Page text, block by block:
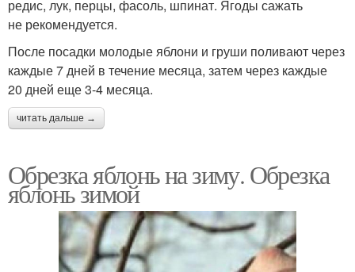
редис, лук, перцы, фасоль, шпинат. Ягоды сажать
не рекомендуется.
После посадки молодые яблони и груши поливают через
каждые 7 дней в течение месяца, затем через каждые
20 дней еще 3-4 месяца.
читать дальше →
Обрезка яблонь на зиму. Обрезка
яблонь зимой